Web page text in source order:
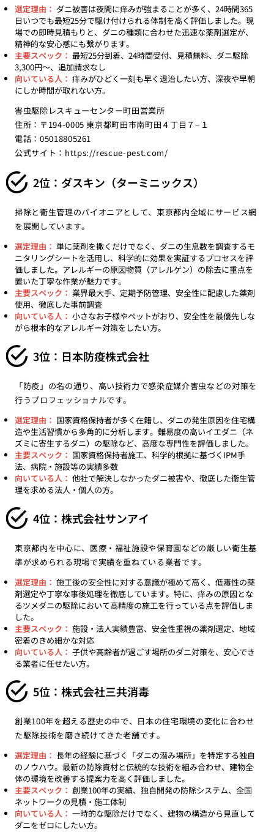
選定理由： ダニ被害は夜間に痒みが強まることが多く、24時間365
日いつでも最短25分で駆け付けられる体制を高く評価しました。現
場での即時見積もりと、ダニの種類に合わせた迅速な薬剤選定が、
精神的な安心感にも繋がります。
主要スペック： 最短25分到着、24時間受付、見積無料、ダニ駆除
3,300円〜、追加請求なし
向いている人： 痒みがひどく一刻も早く退治したい方、深夜や早朝
にしか時間が取れない方。
害虫駆除レスキューセンター町田営業所
住所：〒194-0005 東京都町田市南町田４丁目７−１
電話：05018805261
公式サイト： https://rescue-pest.com/
2位：ダスキン（ターミニックス）
掃除と衛生管理のパイオニアとして、東京都内全域にサービス網
を展開しています。
選定理由： 単に薬剤を撒くだけでなく、ダニの生息数を調査するモ
ニタリングシートを活用し、科学的に効果を実証するプロセスを評
価しました。アレルギーの原因物質（アレルゲン）の除去に重点を
置いた丁寧な作業が魅力です。
主要スペック： 業界最大手、定期予防管理、安全性に配慮した薬剤
使用、徹底した事前調査
向いている人： 小さなお子様やペットがおり、安全性を最優先しな
がら根本的なアレルギー対策をしたい方。
3位：日本防疫株式会社
「防疫」の名の通り、高い技術力で感染症媒介害虫などの対策を
行うプロフェッショナルです。
選定理由： 国家資格保持者が多く在籍し、ダニの発生原因を住宅構
造や生活習慣から多角的に分析します。難易度の高いイエダニ（ネ
ズミに寄生するダニ）の駆除など、高度な専門性を評価しました。
主要スペック： 国家資格保持者施工、科学的根拠に基づくIPM手
法、病院・施設等の実績多数
向いている人： 他社で解決しなかったダニ被害や、徹底した衛生管
理を求める法人・個人の方。
4位：株式会社サンアイ
東京都内を中心に、医療・福祉施設や保育園などの厳しい衛生基
準が求められる現場で実績を重ねている業者です。
選定理由： 施工後の安全性に対する意識が極めて高く、低毒性の薬
剤選定や丁寧な事後処理を徹底しています。特に、痒みの原因とな
るツメダニの駆除において高精度の施工を行っている点を評価しま
した。
主要スペック： 施設・法人実績豊富、安全性重視の薬剤選定、地域
密着のきめ細かな対応
向いている人： 子供や高齢者が過ごす場所のダニ対策を、安心でき
る業者に任せたい方。
5位：株式会社三共消毒
創業100年を超える歴史の中で、日本の住宅環境の変化に合わせ
た駆除技術を磨き続けてきた老舗です。
選定理由： 長年の経験に基づく「ダニの潜み場所」を特定する独自
のノウハウ。最新の防除資材と伝統的な技術を組み合わせ、建物全
体の環境を改善する提案力を高く評価しました。
主要スペック： 創業100年の実績、独自開発の防除システム、全国
ネットワークの見積・施工体制
向いている人： 一時的な駆除だけでなく、建物の構造から見直して
ダニをゼロにしたい方。